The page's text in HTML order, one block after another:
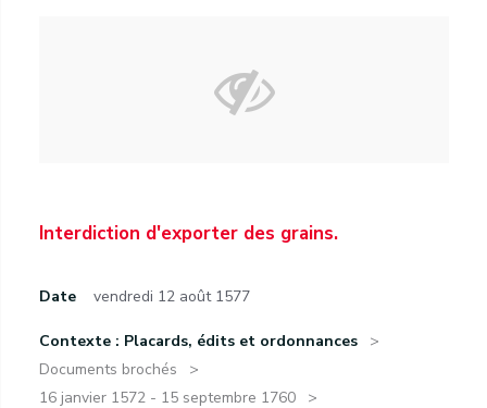
Interdiction d'exporter des grains.
Date vendredi 12 août 1577
Contexte : Placards, édits et ordonnances
Documents brochés
16 janvier 1572 - 15 septembre 1760